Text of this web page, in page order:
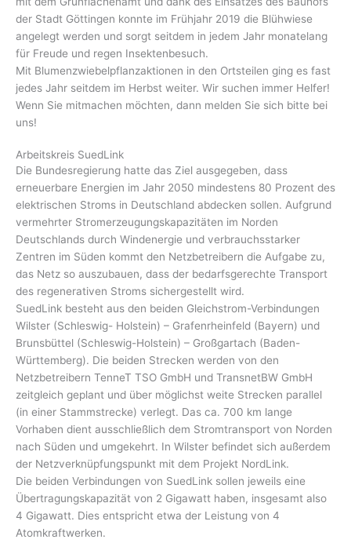
der Stadt Göttingen konnte im Frühjahr 2019 die Blühwiese
angelegt werden und sorgt seitdem in jedem Jahr monatelang
für Freude und regen Insektenbesuch.
Mit Blumenzwiebelpflanzaktionen in den Ortsteilen ging es fast
jedes Jahr seitdem im Herbst weiter. Wir suchen immer Helfer!
Wenn Sie mitmachen möchten, dann melden Sie sich bitte bei
uns!
Arbeitskreis SuedLink
Die Bundesregierung hatte das Ziel ausgegeben, dass
erneuerbare Energien im Jahr 2050 mindestens 80 Prozent des
elektrischen Stroms in Deutschland abdecken sollen. Aufgrund
vermehrter Stromerzeugungskapazitäten im Norden
Deutschlands durch Windenergie und verbrauchsstarker
Zentren im Süden kommt den Netzbetreibern die Aufgabe zu,
das Netz so auszubauen, dass der bedarfsgerechte Transport
des regenerativen Stroms sichergestellt wird.
SuedLink besteht aus den beiden Gleichstrom-Verbindungen
Wilster (Schleswig- Holstein) – Grafenrheinfeld (Bayern) und
Brunsbüttel (Schleswig-Holstein) – Großgartach (Baden-
Württemberg). Die beiden Strecken werden von den
Netzbetreibern TenneT TSO GmbH und TransnetBW GmbH
zeitgleich geplant und über möglichst weite Strecken parallel
(in einer Stammstrecke) verlegt. Das ca. 700 km lange
Vorhaben dient ausschließlich dem Stromtransport von Norden
nach Süden und umgekehrt. In Wilster befindet sich außerdem
der Netzverknüpfungspunkt mit dem Projekt NordLink.
Die beiden Verbindungen von SuedLink sollen jeweils eine
Übertragungskapazität von 2 Gigawatt haben, insgesamt also
4 Gigawatt. Dies entspricht etwa der Leistung von 4
Atomkraftwerken.